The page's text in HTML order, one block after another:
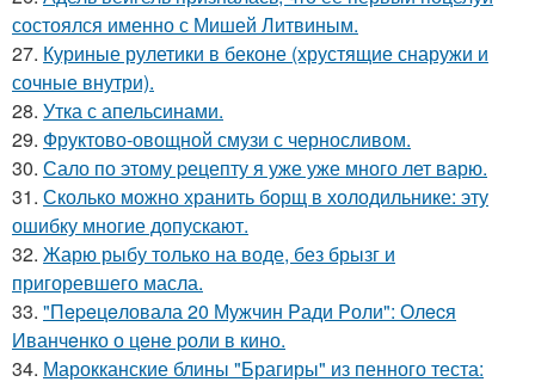
состоялся именно с Мишей Литвиным.
27. Куриные рулетики в беконе (хрустящие снаружи и
сочные внутри).
28. Утка с апельсинами.
29. Фруктово-овощной смузи с черносливом.
30. Сало по этому pецепту я уже уже много лет варю.
31. Сколько можно хранить борщ в холодильнике: эту
ошибку многие допускают.
32. Жарю рыбу только на воде, без брызг и
пригоревшего масла.
33. "Пepeцeловала 20 Мужчин Pади Pоли": Олecя
Иванчeнко о цeнe pоли в кино.
34. Марокканские блины "Брагиры" из пенного теста: